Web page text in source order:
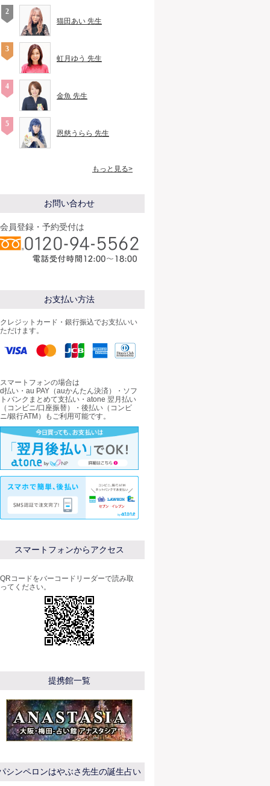
猫田あい 先生
虹月ゆう 先生
金魚 先生
恩慈うらら 先生
もっと見る>
お問い合わせ
会員登録・予約受付は
お支払い方法
クレジットカード・銀行振込でお支払いい
ただけます。
スマートフォンの場合は
d払い・au PAY（auかんたん決済）・ソフ
トバンクまとめて支払い・atone 翌月払い
（コンビニ/口座振替）・後払い（コンビ
ニ/銀行ATM）もご利用可能です。
スマートフォンからアクセス
QRコードをバーコードリーダーで読み取
ってください。
提携館一覧
シンペロンはやぶさ先生の誕生占い